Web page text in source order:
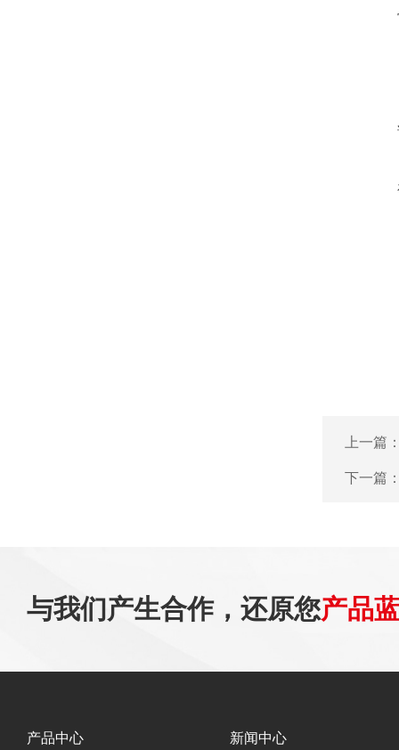
上一篇
下一篇
与我们产生合作，还原您产品
产品中心 新闻中心